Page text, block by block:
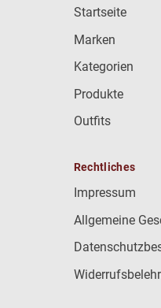
Startseite
Marken
Kategorien
Produkte
Outfits
Rechtliches
Impressum
Allgemeine